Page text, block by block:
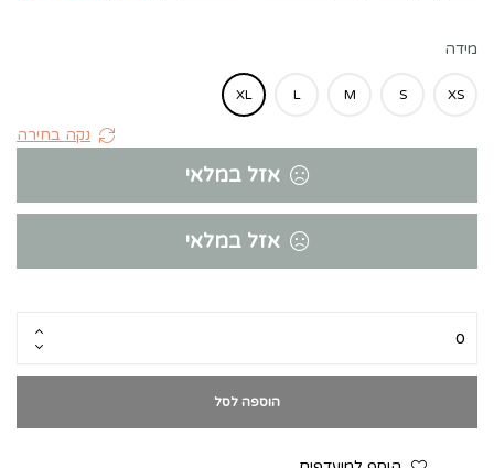
מידה
XS
S
M
L
XL
נקה בחירה
אזל במלאי
אזל במלאי
הוספה לסל